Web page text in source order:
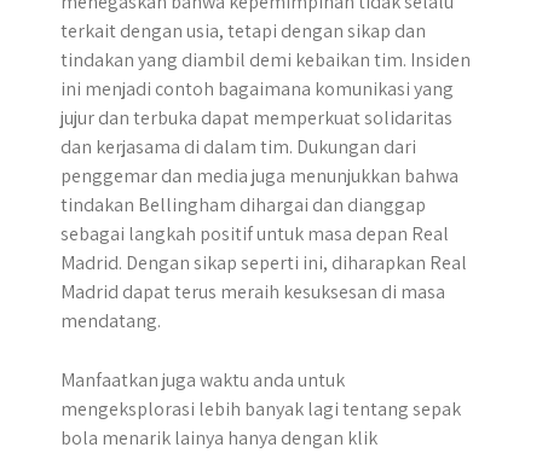
terkait dengan usia, tetapi dengan sikap dan
tindakan yang diambil demi kebaikan tim. Insiden
ini menjadi contoh bagaimana komunikasi yang
jujur dan terbuka dapat memperkuat solidaritas
dan kerjasama di dalam tim. Dukungan dari
penggemar dan media juga menunjukkan bahwa
tindakan Bellingham dihargai dan dianggap
sebagai langkah positif untuk masa depan Real
Madrid. Dengan sikap seperti ini, diharapkan Real
Madrid dapat terus meraih kesuksesan di masa
mendatang.
Manfaatkan juga waktu anda untuk
mengeksplorasi lebih banyak lagi tentang sepak
bola menarik lainya hanya dengan klik